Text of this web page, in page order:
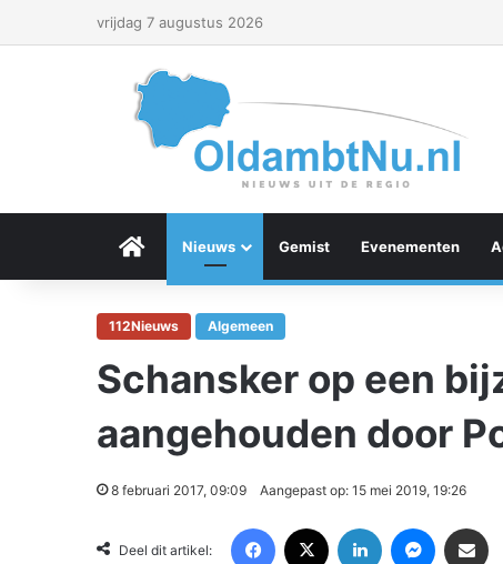
vrijdag 7 augustus 2026
Menu Item
Nieuws Gemist Evenementen
112Nieuws Algemeen
Schansker op een
aangehouden door
8 februari 2017, 09:09 Aangepast op: 15 mei 2019, 19:26
Deel dit artikel: